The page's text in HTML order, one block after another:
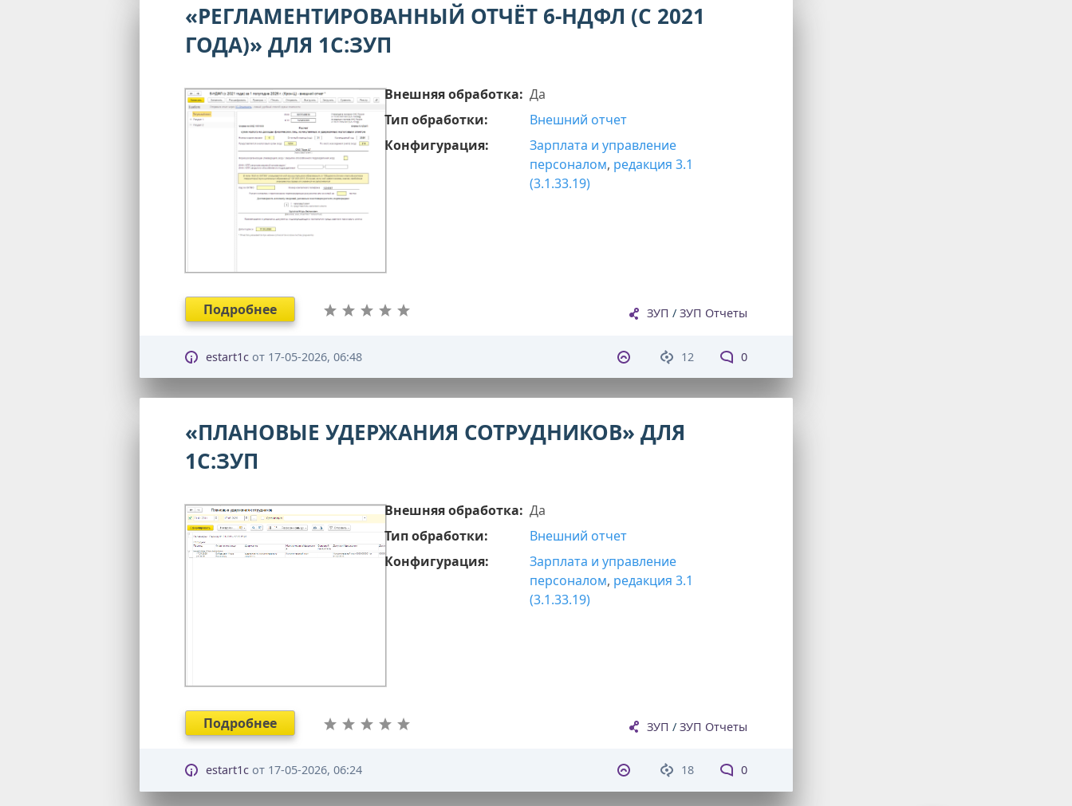
«РЕГЛАМЕНТИРОВАННЫЙ ОТЧЁТ 6-НДФЛ (С 2021
ГОДА)» ДЛЯ 1С:ЗУП
Внешняя обработка: Да
Тип обработки:
Внешний отчет
Конфигурация:
Зарплата и управление
персоналом, редакция 3.1
(3.1.33.19)
ЗУП / ЗУП Отчеты
Подробнее
12 0
estart1cот 17-05-2026, 06:48
«ПЛАНОВЫЕ УДЕРЖАНИЯ СОТРУДНИКОВ» ДЛЯ
1С:ЗУП
Внешняя обработка: Да
Тип обработки:
Внешний отчет
Конфигурация:
Зарплата и управление
персоналом, редакция 3.1
(3.1.33.19)
ЗУП / ЗУП Отчеты
Подробнее
18 0
estart1cот 17-05-2026, 06:24